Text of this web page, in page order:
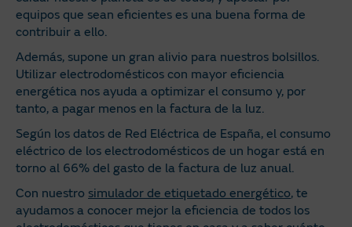
equipos que sean eficientes es una buena forma de
contribuir a ello.
Además, supone un gran alivio para nuestros bolsillos.
Utilizar electrodomésticos con mayor eficiencia
energética nos ayuda a optimizar el consumo y, por
tanto, a pagar menos en la factura de la luz.
Según los datos de Red Eléctrica de España, el consumo
eléctrico de los electrodomésticos de un hogar está en
torno al 66% del gasto de la factura de luz anual.
Con nuestro simulador de etiquetado energético, te
ayudamos a conocer mejor la eficiencia de todos los